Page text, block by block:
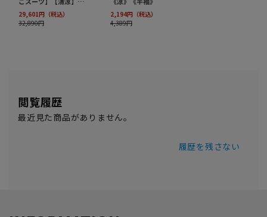
閲覧履歴
最近見た商品がありません。
履歴を残さない